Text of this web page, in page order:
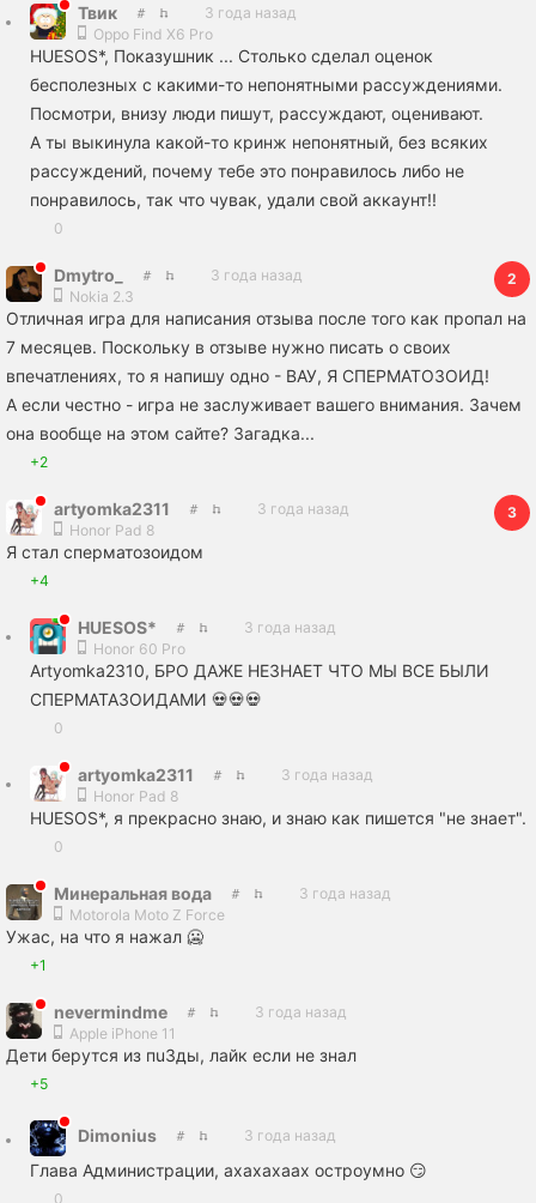
Твик
3 года назад
Oppo Find X6 Pro
HUESOS*, Показушник ... Столько сделал оценок
бесполезных с какими-то непонятными рассуждениями.
Посмотри, внизу люди пишут, рассуждают, оценивают.
А ты выкинула какой-то кринж непонятный, без всяких
рассуждений, почему тебе это понравилось либо не
понравилось, так что чувак, удали свой аккаунт!!
0
Dmytro_
3 года назад
Nokia 2.3
2
Отличная игра для написания отзыва после того как пропал на
7 месяцев. Поскольку в отзыве нужно писать о своих
впечатлениях, то я напишу одно - ВАУ, Я СПЕРМАТОЗОИД!
А если честно - игра не заслуживает вашего внимания. Зачем
она вообще на этом сайте? Загадка...
+2
artyomka2311
3 года назад
Honor Pad 8
3
Я стал сперматозоидом
+4
HUESOS*
3 года назад
Honor 60 Pro
Artyomka2310, БРО ДАЖЕ НЕЗНАЕТ ЧТО МЫ ВСЕ БЫЛИ
СПЕРМАТАЗОИДАМИ 💀💀💀
0
artyomka2311
3 года назад
Honor Pad 8
HUESOS*, я прекрасно знаю, и знаю как пишется "не знает".
0
Минеральная вода
3 года назад
Motorola Moto Z Force
Ужас, на что я нажал 🥶
+1
nevermindme
3 года назад
Apple iPhone 11
Дети берутся из пu3ды, лайк если не знал
+5
Dimonius 3 года назад
Глава Администрации, ахахахаах остроумно 😏
0